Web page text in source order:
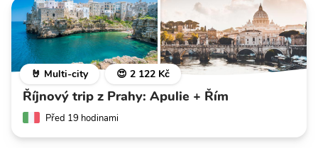
🤘 Multi-city 😍 2 122 Kč
Říjnový trip z Prahy: Apulie + Řím
Před 19 hodinami